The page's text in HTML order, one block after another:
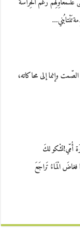
وإنما إلى محاكاته،
أُمّي!تشْكو لكَ
الْمَاءُ تَراجَعَ